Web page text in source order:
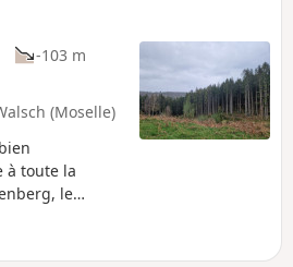
-103 m
(Moselle)
à toute la
le